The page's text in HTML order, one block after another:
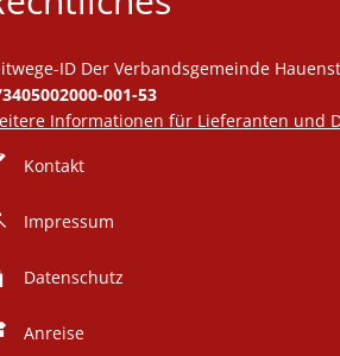
ID Der Verbandsgemeinde
001-53
Informationen für Lieferanten und
Kontakt
Impressum
Datenschutz
Anreise